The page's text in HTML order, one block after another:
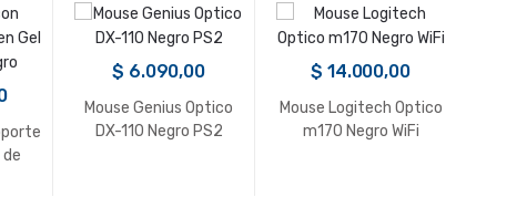
de
$ 6.090,00
Mouse Genius Optico
DX-110 Negro PS2
$ 14.000,00
Mouse Logitech Optico
m170 Negro WiFi